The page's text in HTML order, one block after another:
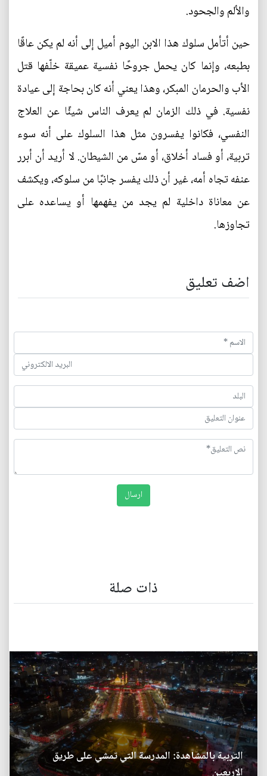
والألم والجحود.
حين أتأمل سلوك هذا الابن اليوم أميل إلى أنه لم يكن عاقًا
بطبعه، وإنما كان يحمل جروحًا نفسية عميقة خلّفها قتل
الأب والحرمان المبكر، وهذا يعني أنه كان بحاجة إلى عيادة
نفسية. في ذلك الزمان لم يعرف الناس شيئًا عن العلاج
النفسي، فكانوا يفسرون مثل هذا السلوك على أنه سوء
تربية، أو فساد أخلاق، أو مسّ من الشيطان. لا أريد أن أبرر
عنفه تجاه أمه، غير أن ذلك يفسر جانبًا من سلوكه، ويكشف
عن معاناة داخلية لم يجد من يفهمها أو يساعده على
تجاوزها.
اضف تعليق
ذات صلة
التربية بالمشاهدة: المدرسة التي تمشي على طريق